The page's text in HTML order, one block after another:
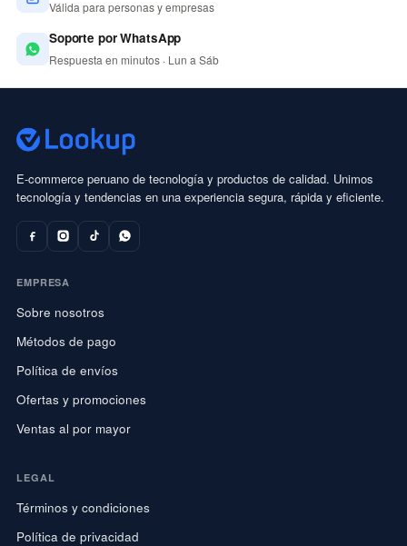
Válida para personas y empresas
Soporte por WhatsApp
Respuesta en minutos · Lun a Sáb
E-commerce peruano de tecnología y productos de calidad. Unimos
tecnología y tendencias en una experiencia segura, rápida y eficiente.
EMPRESA
Sobre nosotros
Métodos de pago
Política de envíos
Ofertas y promociones
Ventas al por mayor
LEGAL
Términos y condiciones
Política de privacidad